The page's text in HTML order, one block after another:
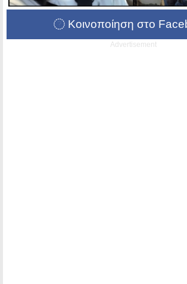
Κοινοποίηση στο
Advertisement